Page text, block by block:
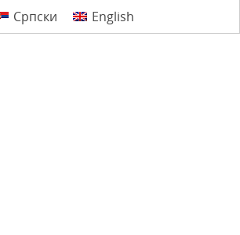
Српски English